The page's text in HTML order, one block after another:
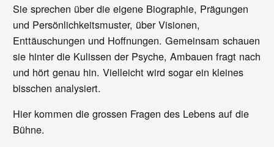
Sie sprechen über die eigene Biographie, Prägungen
und Persönlichkeitsmuster, über Visionen,
Enttäuschungen und Hoffnungen. Gemeinsam schauen
sie hinter die Kulissen der Psyche, Ambauen fragt nach
und hört genau hin. Vielleicht wird sogar ein kleines
bisschen analysiert.
Hier kommen die grossen Fragen des Lebens auf die
Bühne.